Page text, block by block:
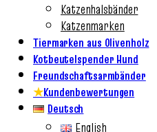
Katzenhalsbänder
Katzenmarken
Tiermarken aus Olivenholz
Kotbeutelspender Hund
Freundschaftsarmbänder
★Kundenbewertungen
Deutsch
English